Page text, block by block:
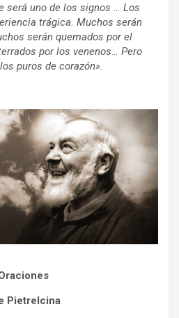
será uno de los signos … Los
trágica. Muchos serán
serán quemados por el
por los venenos… Pero
puros de corazón».
Pietrelcina